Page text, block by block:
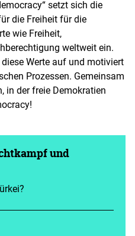
setzt sich die
die Freiheit für die
wie Freiheit,
weltweit ein.
Werte auf und motiviert
Prozessen. Gemeinsam
in der freie Demokratien
und